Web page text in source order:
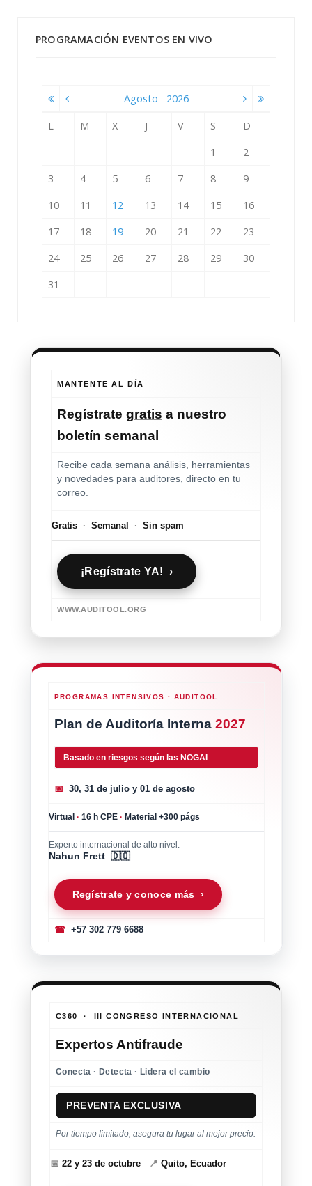
PROGRAMACIÓN EVENTOS EN VIVO
Agosto 2026
L M X J V S
D
1
2
3
4 5 6 7 8
9
10
11 12 13 14 15
16
17
18 19 20 21 22
23
24
25 26 27 28 29
30
31
MANTENTE AL DÍA
Regístrate gratis a nuestro
boletín semanal
Recibe cada semana análisis, herramientas
y novedades para auditores, directo en tu
correo.
Gratis · Semanal · Sin spam
¡Regístrate YA! ›
WWW.AUDITOOL.ORG
PROGRAMAS INTENSIVOS · AUDITOOL
Plan de Auditoría Interna 2027
Basado en riesgos según las NOGAI
📅 30, 31 de julio y 01 de agosto
Virtual · 16 h CPE · Material +300 págs
Experto internacional de alto nivel:
Nahun Frett 🇩🇴
Regístrate y conoce más ›
☎+57 302 779 6688
C360 · III CONGRESO INTERNACIONAL
Expertos Antifraude
Conecta · Detecta · Lidera el cambio
PREVENTA EXCLUSIVA
Por tiempo limitado, asegura tu lugar al mejor precio.
📅 22 y 23 de octubre 📍 Quito, Ecuador